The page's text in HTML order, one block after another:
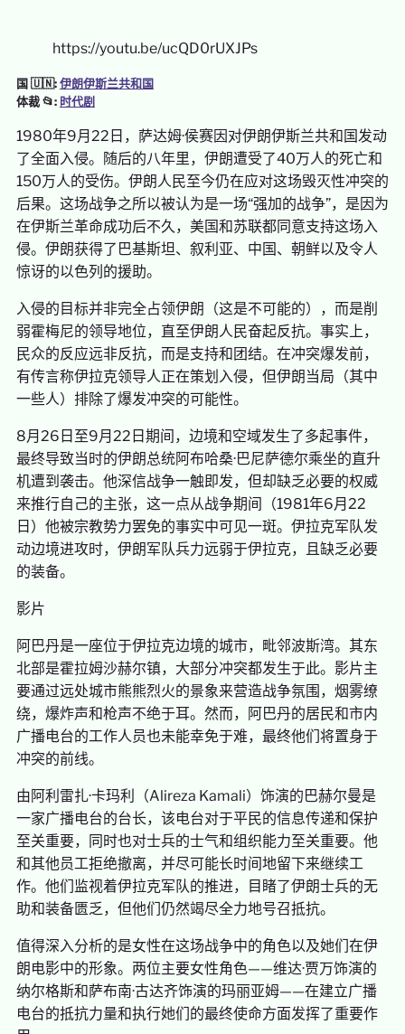
https://youtu.be/ucQD0rUXJPs
国 🇺🇳:伊朗伊斯兰共和国
体裁📂: 时代剧
1980年9月22日，萨达姆·侯赛因对伊朗伊斯兰共和国发动
了全面入侵。随后的八年里，伊朗遭受了40万人的死亡和
150万人的受伤。伊朗人民至今仍在应对这场毁灭性冲突的
后果。这场战争之所以被认为是一场“强加的战争”，是因为
在伊斯兰革命成功后不久，美国和苏联都同意支持这场入
侵。伊朗获得了巴基斯坦、叙利亚、中国、朝鲜以及令人
惊讶的以色列的援助。
入侵的目标并非完全占领伊朗（这是不可能的），而是削
弱霍梅尼的领导地位，直至伊朗人民奋起反抗。事实上，
民众的反应远非反抗，而是支持和团结。在冲突爆发前，
有传言称伊拉克领导人正在策划入侵，但伊朗当局（其中
一些人）排除了爆发冲突的可能性。
8月26日至9月22日期间，边境和空域发生了多起事件，
最终导致当时的伊朗总统阿布哈桑·巴尼萨德尔乘坐的直升
机遭到袭击。他深信战争一触即发，但却缺乏必要的权威
来推行自己的主张，这一点从战争期间（1981年6月22
日）他被宗教势力罢免的事实中可见一斑。伊拉克军队发
动边境进攻时，伊朗军队兵力远弱于伊拉克，且缺乏必要
的装备。
影片
阿巴丹是一座位于伊拉克边境的城市，毗邻波斯湾。其东
北部是霍拉姆沙赫尔镇，大部分冲突都发生于此。影片主
要通过远处城市熊熊烈火的景象来营造战争氛围，烟雾缭
绕，爆炸声和枪声不绝于耳。然而，阿巴丹的居民和市内
广播电台的工作人员也未能幸免于难，最终他们将置身于
冲突的前线。
由阿利雷扎·卡玛利（Alireza Kamali）饰演的巴赫尔曼是
一家广播电台的台长，该电台对于平民的信息传递和保护
至关重要，同时也对士兵的士气和组织能力至关重要。他
和其他员工拒绝撤离，并尽可能长时间地留下来继续工
作。他们监视着伊拉克军队的推进，目睹了伊朗士兵的无
助和装备匮乏，但他们仍然竭尽全力地号召抵抗。
值得深入分析的是女性在这场战争中的角色以及她们在伊
朗电影中的形象。两位主要女性角色——维达·贾万饰演的
纳尔格斯和萨布南·古达齐饰演的玛丽亚姆——在建立广播
电台的抵抗力量和执行她们的最终使命方面发挥了重要作